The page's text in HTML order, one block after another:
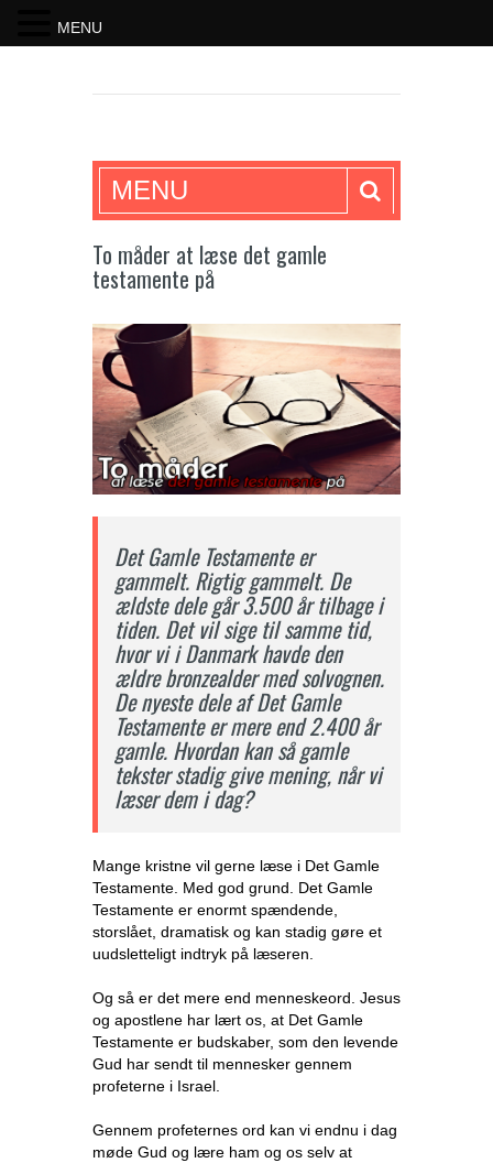
SKRIFTEN
MENU
To måder at læse det gamle
testamente på
Det Gamle Testamente er
gammelt. Rigtig gammelt. De
ældste dele går 3.500 år tilbage i
tiden. Det vil sige til samme tid,
hvor vi i Danmark havde den
ældre bronzealder med solvognen.
De nyeste dele af Det Gamle
Testamente er mere end 2.400 år
gamle. Hvordan kan så gamle
tekster stadig give mening, når vi
læser dem i dag?
Mange kristne vil gerne læse i Det Gamle
Testamente. Med god grund. Det Gamle
Testamente er enormt spændende,
storslået, dramatisk og kan stadig gøre et
uudsletteligt indtryk på læseren.
Og så er det mere end menneskeord. Jesus
og apostlene har lært os, at Det Gamle
Testamente er budskaber, som den levende
Gud har sendt til mennesker gennem
profeterne i Israel.
Gennem profeternes ord kan vi endnu i dag
møde Gud og lære ham og os selv at
MENU